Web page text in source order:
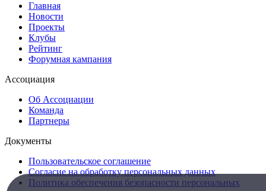
Главная
Новости
Проекты
Клубы
Рейтинг
Форумная кампания
Ассоциация
Об Ассоциации
Команда
Партнеры
Документы
Пользовательское соглашение
Согласие на обработку персональных данных
Политика обеспечения безопасности персональных